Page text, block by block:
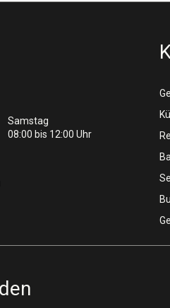
Samstag
08:00 bis 12:00 Uhr